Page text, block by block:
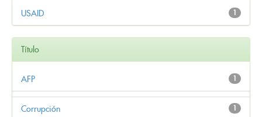
1
USAID
Título
1
AFP
1
Corrupción